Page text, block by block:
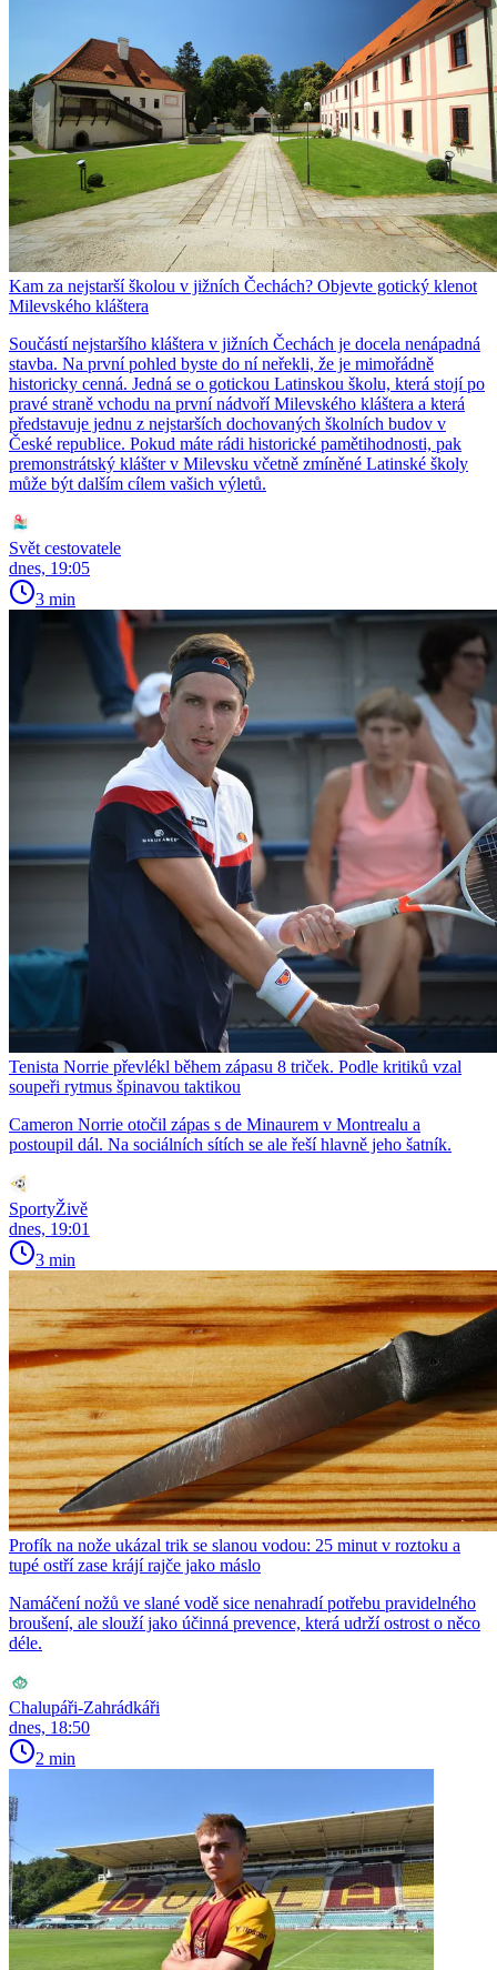
Kam za nejstarší školou v jižních Čechách? Objevte gotický klenot
Milevského kláštera
Součástí nejstaršího kláštera v jižních Čechách je docela nenápadná
stavba. Na první pohled byste do ní neřekli, že je mimořádně
historicky cenná. Jedná se o gotickou Latinskou školu, která stojí po
pravé straně vchodu na první nádvoří Milevského kláštera a která
představuje jednu z nejstarších dochovaných školních budov v
České republice. Pokud máte rádi historické pamětihodnosti, pak
premonstrátský klášter v Milevsku včetně zmíněné Latinské školy
může být dalším cílem vašich výletů.
Svět cestovatele
dnes, 19:05
3 min
Tenista Norrie převlékl během zápasu 8 triček. Podle kritiků vzal
soupeři rytmus špinavou taktikou
Cameron Norrie otočil zápas s de Minaurem v Montrealu a
postoupil dál. Na sociálních sítích se ale řeší hlavně jeho šatník.
SportyŽivě
dnes, 19:01
3 min
Profík na nože ukázal trik se slanou vodou: 25 minut v roztoku a
tupé ostří zase krájí rajče jako máslo
Namáčení nožů ve slané vodě sice nenahradí potřebu pravidelného
broušení, ale slouží jako účinná prevence, která udrží ostrost o něco
déle.
Chalupáři-Zahrádkáři
dnes, 18:50
2 min